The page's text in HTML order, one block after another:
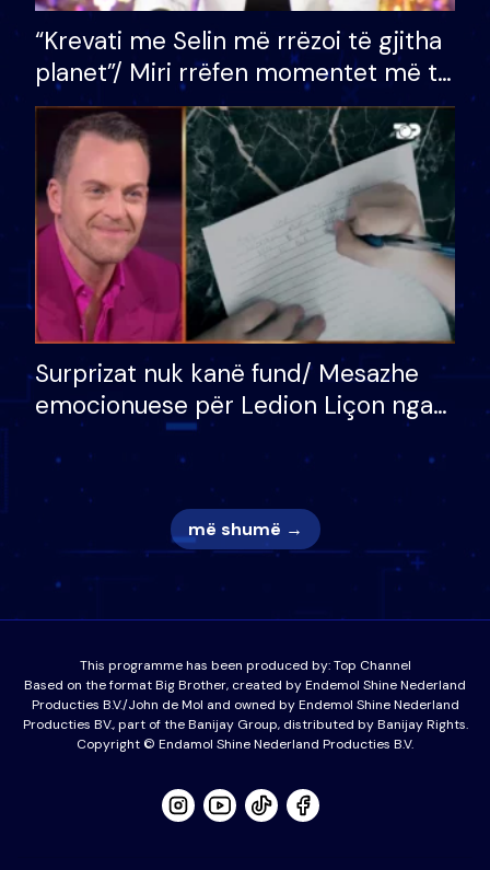
“Krevati me Selin më rrëzoi të gjitha
planet”/ Miri rrëfen momentet më të
bukura në shtëpinë e BB VIP: Do më
mungojë zilja e mëngjesit kur…
Surprizat nuk kanë fund/ Mesazhe
emocionuese për Ledion Liçon nga
nëna dhe fëmijët e tij, moderatori
nuk i mban dot lotët: Nuk meritoj…
më shumë →
This programme has been produced by:Top Channel
Based on the format Big Brother, created by Endemol Shine Nederland
Producties B.V./John de Mol and owned by Endemol Shine Nederland
Producties BV., part of the Banijay Group, distributed by Banijay Rights.
Copyright © Endamol Shine Nederland Producties B.V.